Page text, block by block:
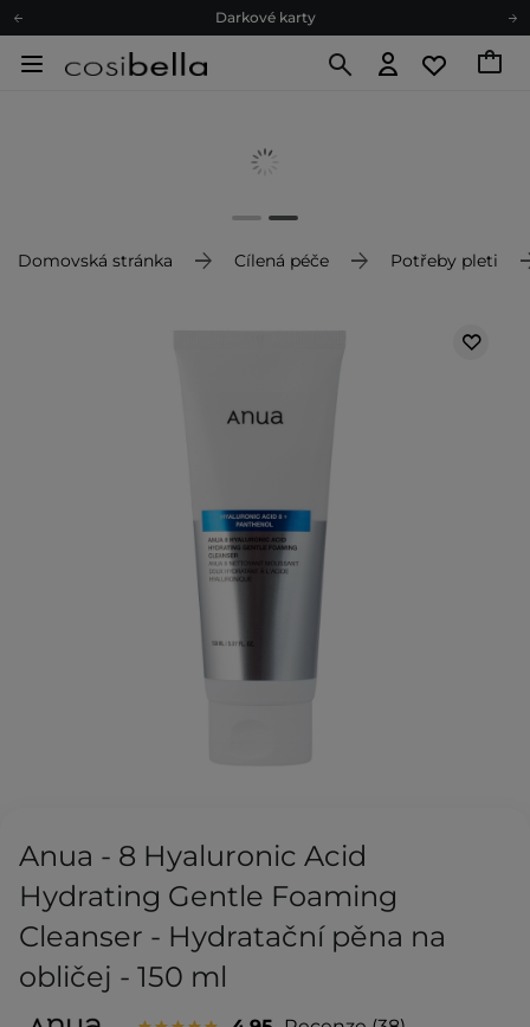
Darkové karty
Darkové karty
Domovská stránka Cílená péče Potřeby pleti
Anua - 8 Hyaluronic Acid
Hydrating Gentle Foaming
Cleanser - Hydratační pěna na
obličej - 150 ml